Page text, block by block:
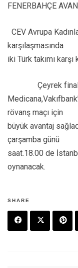
FENERBAHÇE
CEV Avrupa
karşılaşmasında
iki Türk takımı karşı
Çeyrek final’in
rövanş maçı için
büyük avantaj
çarşamba günü
saat.18.00 de
oynanacak.
SHARE